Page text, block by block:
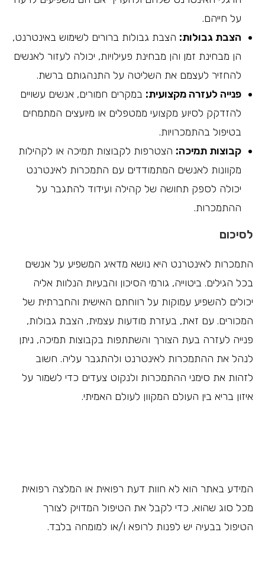
על חייהם.
הצבת גבולות: הצבת גבולות ברורים לשימוש באינטרנט,
הן מבחינת זמן והן מבחינת פעילויות, יכולה לעזור לאנשים
להחזיר לעצמם את השליטה על התנהגותם ברשת.
פנייה לעזרה מקצועית: במקרים חמורים, אנשים עשויים
להזדקק לסיוע מקצועי ממטפלים או מיועצים המתמחים
בטיפול בהתמכרויות.
קבוצות תמיכה: הצטרפות לקבוצות תמיכה או לקהילות
מקוונות לאנשים המתמודדים עם התמכרות לאינטרנט
יכולה לספק תחושה של קהילה ועידוד להתגבר על
ההתמכרות.
לסיכום
התמכרות לאינטרנט היא נושא מדאיג המשפיע על אנשים
בכל הגילים. ביטוייה, גורמי הסיכון והבעיות הנלוות אליה
יכולים להשפיע עמוקות על רווחתם האישית והחברתית של
המכורים. עם זאת, בעזרת מודעות עצמית, הצבת גבולות,
פנייה לעזרה בעת הצורך והשתתפות בקבוצות תמיכה, ניתן
לנהל את ההתמכרות לאינטרנט ולהתגבר עליה. חשוב
לזהות את סימני ההתמכרות ולנקוט צעדים כדי לשמור על
איזון בריא בין העולם המקוון לעולם האמיתי.
המידע באתר הוא לא חוות דעת רפואית או המלצה רפואית
מכל סוג שהוא, כדי לקבל את הטיפול המדויק לצורך
הטיפול בבעיה יש לפנות לרופא ו/או למומחה בלבד.